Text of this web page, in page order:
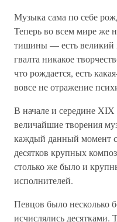
Музыка сама по себе
Теперь во всем мире же
тишины — есть великий
гвалта никакое
что рождается, есть
вовсе не отражение
В начале и середине XIX
величайшие творения
каждый данный момент
десятков крупных
столько же было и
исполнителей.
Певцов было несколько
исчислялись